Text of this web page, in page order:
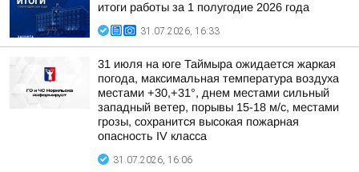
итоги работы за 1 полугодие 2026 года
31.07.2026, 16:33
31 июля на юге Таймыра ожидается жаркая
погода, максимальная температура воздуха
местами +30,+31°, днем местами сильный
западный ветер, порывы 15-18 м/с, местами
грозы, сохранится высокая пожарная
опасность IV класса
31.07.2026, 16:06